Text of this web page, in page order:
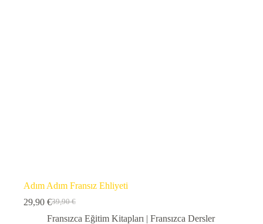
Adım Adım Fransız Ehliyeti
39,90€
Orijinal
fiyat:
29,90 €Şu
andaki
Fransızca Eğitim Kitapları | Fransızca Dersler